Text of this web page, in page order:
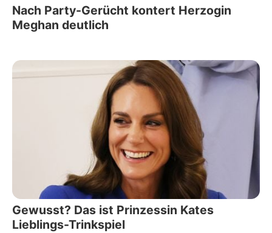
Nach Party-Gerücht kontert Herzogin
Meghan deutlich
Gewusst? Das ist Prinzessin Kates
Lieblings-Trinkspiel